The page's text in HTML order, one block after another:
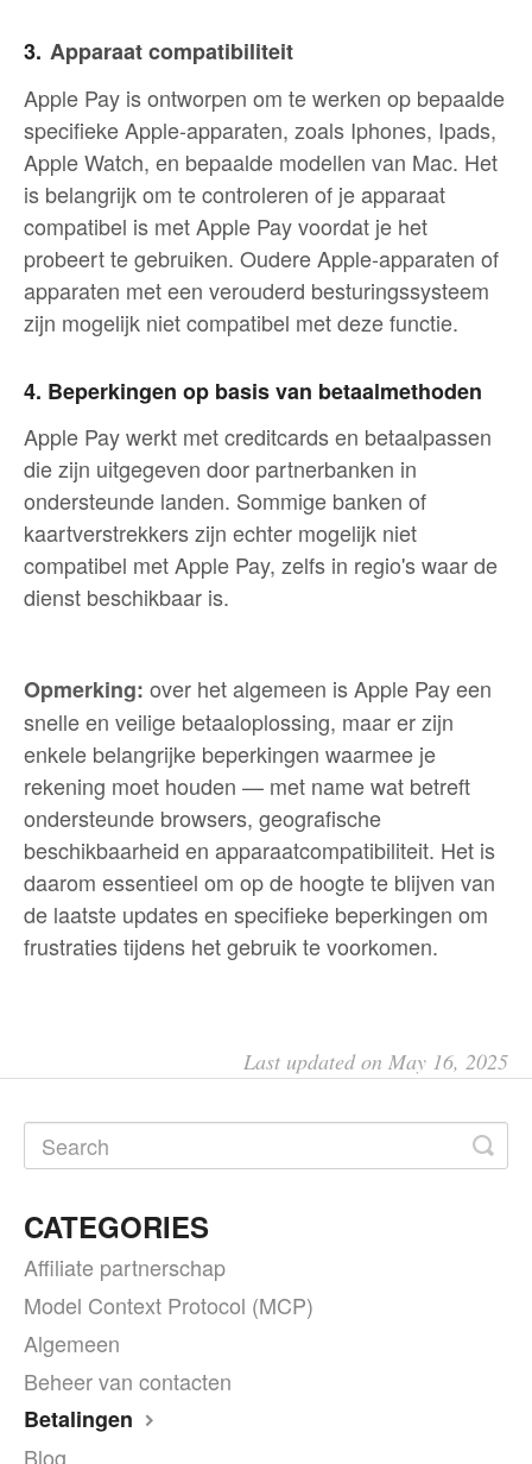
3. Apparaat compatibiliteit
Apple Pay is ontworpen om te werken op bepaalde
specifieke Apple-apparaten, zoals Iphones, Ipads,
Apple Watch, en bepaalde modellen van Mac. Het
is belangrijk om te controleren of je apparaat
compatibel is met Apple Pay voordat je het
probeert te gebruiken. Oudere Apple-apparaten of
apparaten met een verouderd besturingssysteem
zijn mogelijk niet compatibel met deze functie.
4. Beperkingen op basis van betaalmethoden
Apple Pay werkt met creditcards en betaalpassen
die zijn uitgegeven door partnerbanken in
ondersteunde landen. Sommige banken of
kaartverstrekkers zijn echter mogelijk niet
compatibel met Apple Pay, zelfs in regio's waar de
dienst beschikbaar is.
Opmerking: over het algemeen is Apple Pay een
snelle en veilige betaaloplossing, maar er zijn
enkele belangrijke beperkingen waarmee je
rekening moet houden — met name wat betreft
ondersteunde browsers, geografische
beschikbaarheid en apparaatcompatibiliteit. Het is
daarom essentieel om op de hoogte te blijven van
de laatste updates en specifieke beperkingen om
frustraties tijdens het gebruik te voorkomen.
Last updated on May 16, 2025
CATEGORIES
Affiliate partnerschap
Model Context Protocol (MCP)
Algemeen
Beheer van contacten
Betalingen
Blog